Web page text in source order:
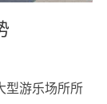
型游乐场所所